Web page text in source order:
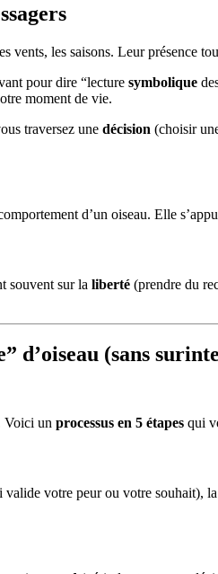
vents, les saisons. Leur présence
pour dire “lecture symbolique
moment de vie.
traversez une décision (choisir
d’un oiseau. Elle
souvent sur la liberté (prendre du
d’oiseau (sans
Voici un processus en 5 étapes qui
valide votre peur ou votre souhait), la